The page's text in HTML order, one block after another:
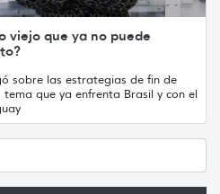
viejo que ya no puede
sobre las estrategias de fin de
que ya enfrenta Brasil y con el